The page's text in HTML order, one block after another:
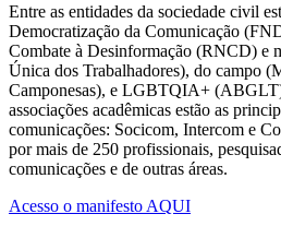
Entre as entidades da sociedade civil
Democratização da Comunicação
Combate à Desinformação (RNCD) e
Única dos Trabalhadores), do campo
Camponesas), e LGBTQIA+
associações acadêmicas estão as
comunicações: Socicom, Intercom e
por mais de 250 profissionais,
comunicações e de outras áreas.
Acesso o manifesto AQUI